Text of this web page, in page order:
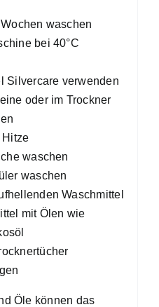
waschen
bei 40°C
Silvercare verwenden
oder im Trockner
Hitze
waschen
waschen
Waschmittel
mit Ölen wie
Öle können das